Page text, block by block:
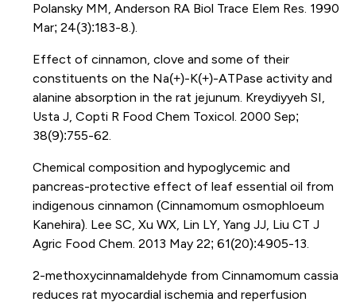
Polansky MM, Anderson RA Biol Trace Elem Res. 1990
Mar; 24(3):183-8.).
Effect of cinnamon, clove and some of their
constituents on the Na(+)-K(+)-ATPase activity and
alanine absorption in the rat jejunum. Kreydiyyeh SI,
Usta J, Copti R Food Chem Toxicol. 2000 Sep;
38(9):755-62.
Chemical composition and hypoglycemic and
pancreas-protective effect of leaf essential oil from
indigenous cinnamon (Cinnamomum osmophloeum
Kanehira). Lee SC, Xu WX, Lin LY, Yang JJ, Liu CT J
Agric Food Chem. 2013 May 22; 61(20):4905-13.
2-methoxycinnamaldehyde from Cinnamomum cassia
reduces rat myocardial ischemia and reperfusion